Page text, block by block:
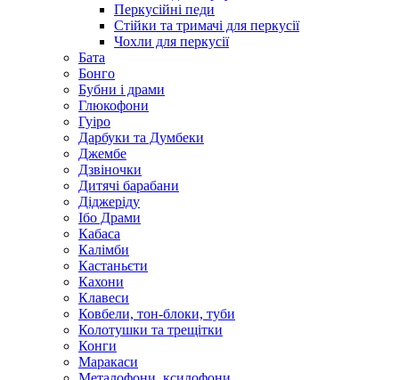
Перкусійні педи
Стійки та тримачі для перкусії
Чохли для перкусії
Бата
Бонго
Бубни і драми
Глюкофони
Гуіро
Дарбуки та Думбеки
Джембе
Дзвіночки
Дитячі барабани
Діджеріду
Ібо Драми
Кабаса
Калімби
Кастаньєти
Кахони
Клавеси
Ковбели, тон-блоки, туби
Колотушки та трещітки
Конги
Маракаси